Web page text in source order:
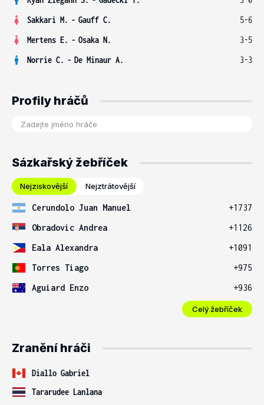
Sakkari M. - Gauff C.
5-6
Mertens E. - Osaka N.
3-5
Norrie C. - De Minaur A. 3-3
Profily hráčů
Sázkařský žebříček
Nejziskovější Nejztrátovější
Cerundolo Juan Manuel
+1737
Obradovic Andrea
+1126
Eala Alexandra
+1091
Torres Tiago
+975
Aguiard Enzo
+936
Celý žebříček
Zranění hráči
Diallo Gabriel
Tararudee Lanlana